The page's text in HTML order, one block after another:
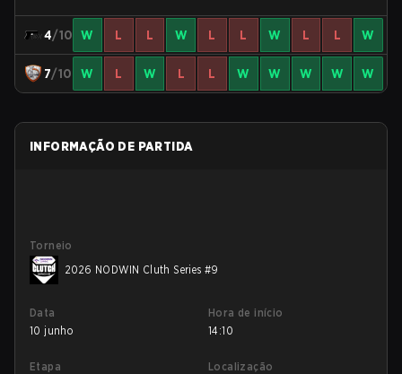
4/10 W L L W L L W L L W
7/10 W L W L L W W W W W
INFORMAÇÃO DE PARTIDA
Torneio
2026 NODWIN Cluth Series #9
Data
10 junho
Hora de início
14:10
Etapa
Localização